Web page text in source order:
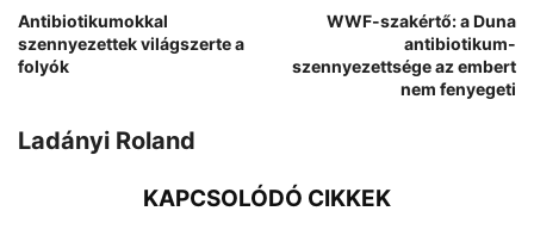
Antibiotikumokkal
szennyezettek világszerte a
folyók
WWF-szakértő: a Duna
antibiotikum-
szennyezettsége az embert
nem fenyegeti
Ladányi Roland
KAPCSOLÓDÓ CIKKEK